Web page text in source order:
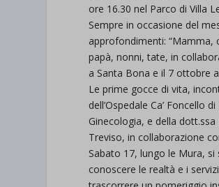
ore 16.30 nel Parco di Villa
Sempre in occasione del
approfondimenti:
papà, nonni, tate, in
a Santa Bona e il 7 ottobre
Le prime gocce di vita,
dell’Ospedale Ca’ Foncello
Ginecologia, e della
Treviso, in collaborazione
Sabato 17, lungo le Mura, si
conoscere le realtà e i